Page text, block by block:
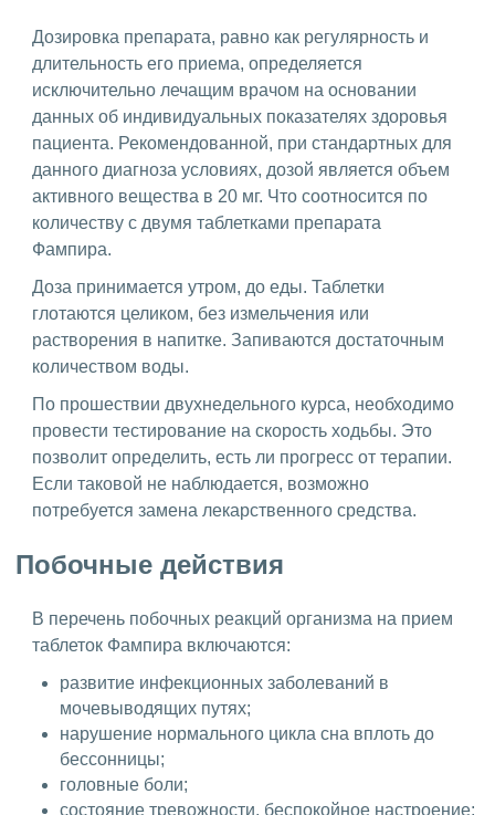
Дозировка препарата, равно как регулярность и
длительность его приема, определяется
исключительно лечащим врачом на основании
данных об индивидуальных показателях здоровья
пациента. Рекомендованной, при стандартных для
данного диагноза условиях, дозой является объем
активного вещества в 20 мг. Что соотносится по
количеству с двумя таблетками препарата
Фампира.
Доза принимается утром, до еды. Таблетки
глотаются целиком, без измельчения или
растворения в напитке. Запиваются достаточным
количеством воды.
По прошествии двухнедельного курса, необходимо
провести тестирование на скорость ходьбы. Это
позволит определить, есть ли прогресс от терапии.
Если таковой не наблюдается, возможно
потребуется замена лекарственного средства.
Побочные действия
В перечень побочных реакций организма на прием
таблеток Фампира включаются:
развитие инфекционных заболеваний в
мочевыводящих путях;
нарушение нормального цикла сна вплоть до
бессонницы;
головные боли;
состояние тревожности, беспокойное настроение;